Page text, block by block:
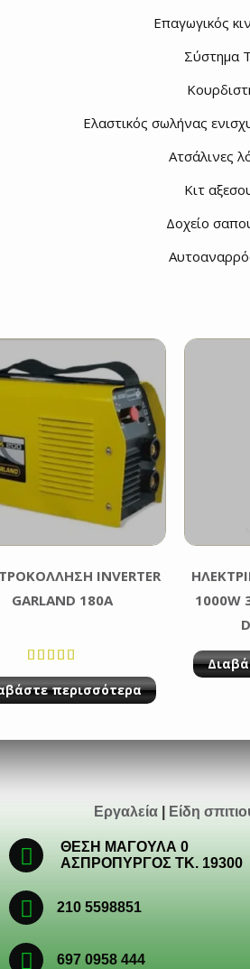
Επαγωγικός
Σύστημα
Ελαστικός σωλήνας
Ατσάλινες
Κιτ
Δοχείο
INVERTER
GARLAND 180A
Βαθμολογ
ήθηκε με
περισσότερα
1000W
Εργαλεία Είδη
ΘΕΣΗ ΜΑΓΟΥΛΑ 0
ΑΣΠΡΟΠΥΡΓΟΣ ΤΚ. 19300
210 5598851
697 0958 444